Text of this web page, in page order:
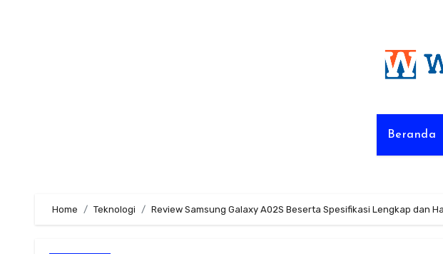
Beranda
Home Teknologi Review Samsung Galaxy A02S Beserta Spesifikasi Lengkap dan